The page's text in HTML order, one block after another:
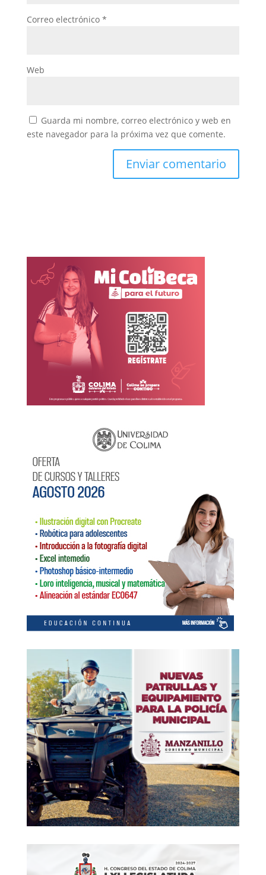
Correo electrónico *
Web
Guarda mi nombre, correo electrónico y web en
este navegador para la próxima vez que comente.